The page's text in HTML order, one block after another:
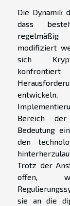
Die Dynamik
dass
regelmäßig
modifiziert
sich
konfrontiert
Bereich
Bedeutung
den
Trotz der
offen,
sie an die